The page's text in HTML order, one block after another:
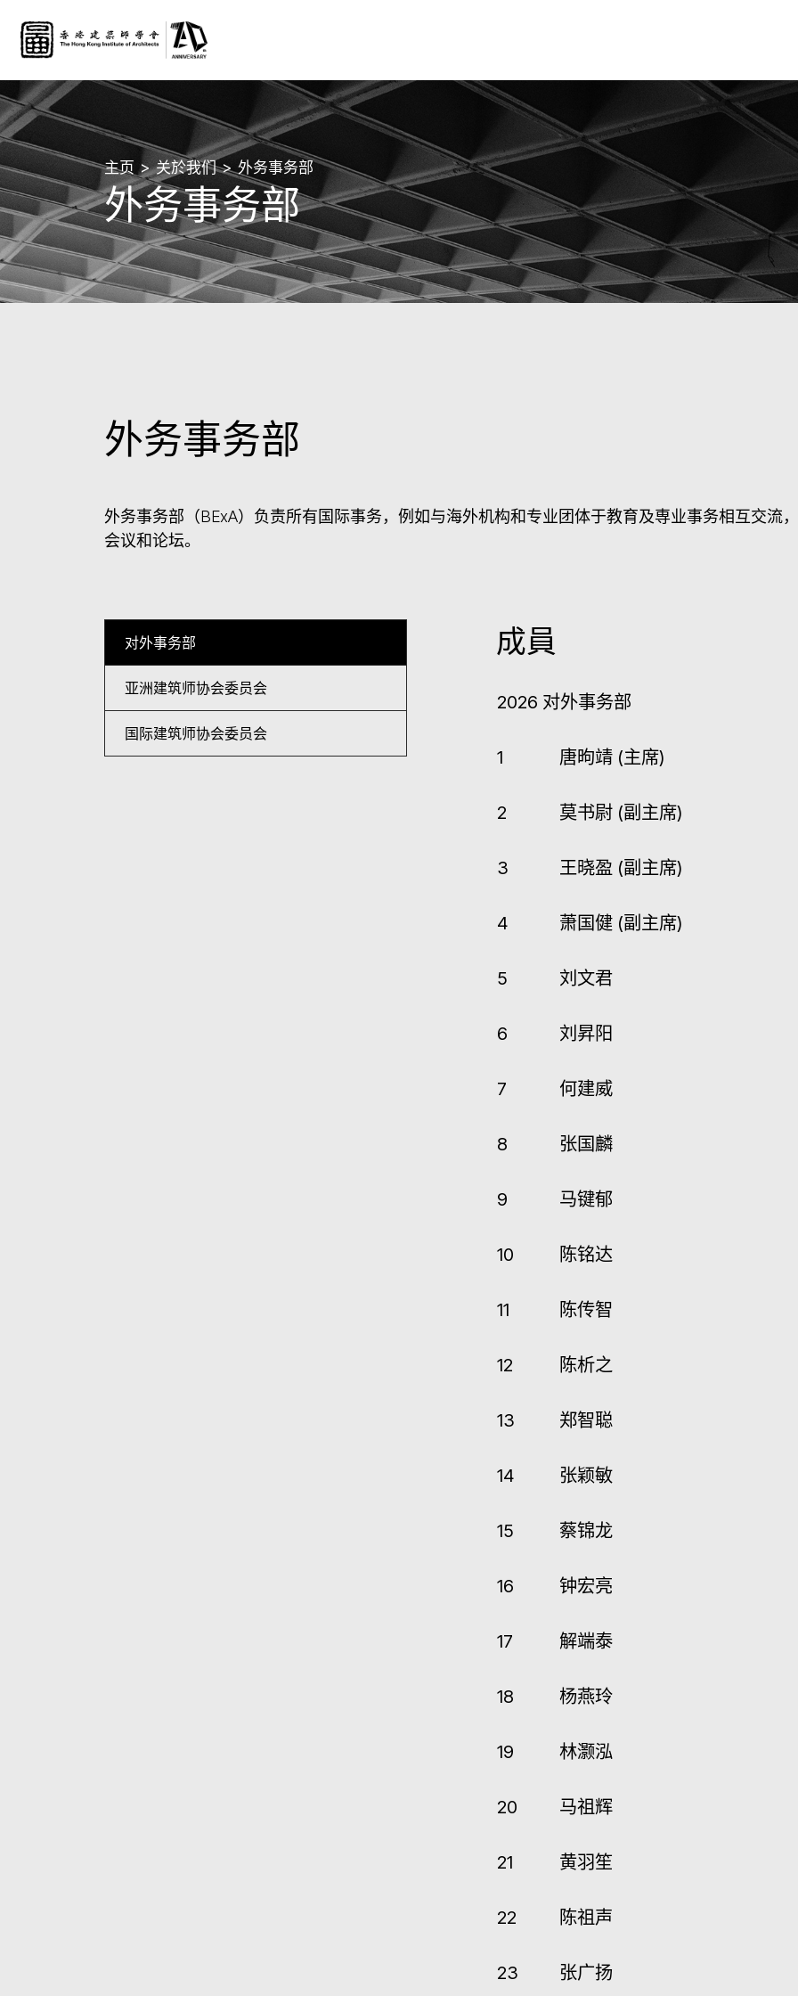
主页 关於我们 外务事务部
外务事务部
外务事务部
外务事务部（BExA）负责所有国际事务，例如与海外机构和专业团体于教育及専业事务相互交流
会议和论坛。
对外事务部
亚洲建筑师协会委员会
国际建筑师协会委员会
成員
2026 对外事务部
1 唐昫靖 (主席)
2 莫书尉 (副主席)
3 王晓盈 (副主席)
4 萧国健 (副主席)
5 刘文君
6 刘昇阳
7 何建威
8 张国麟
9 马键郁
10 陈铭达
11 陈传智
12 陈析之
13 郑智聪
14 张颖敏
15 蔡锦龙
16 钟宏亮
17 解端泰
18 杨燕玲
19 林灏泓
20 马祖辉
21 黄羽笙
22 陈祖声
23 张广扬